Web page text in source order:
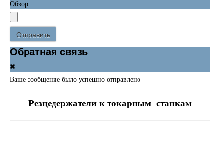
Обзор
Отправить
Обратная связь
Ваше сообщение было успешно отправлено
Резцедержатели к токарным станкам